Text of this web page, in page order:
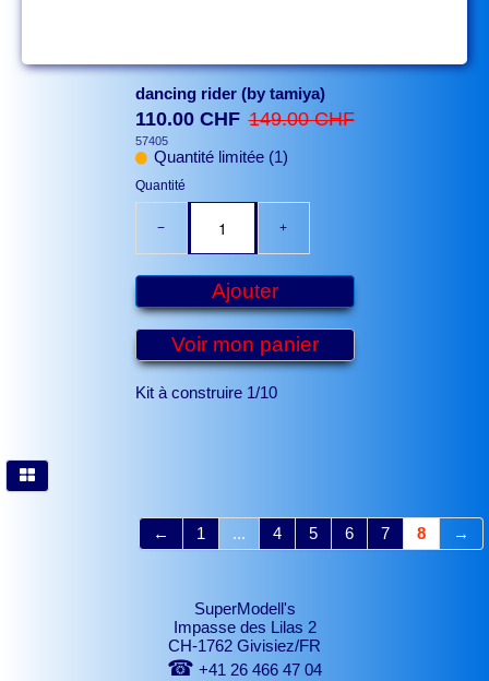
dancing rider (by tamiya)
110.00 CHF 149.00 CHF
57405
Quantité limitée (1)
Quantité
− +
Ajouter
Voir mon panier
Kit à construire 1/10
← 1 ... 4 5 6 7 8 →
SuperModell's
Impasse des Lilas 2
CH-1762 Givisiez/FR
☎ +41 26 466 47 04